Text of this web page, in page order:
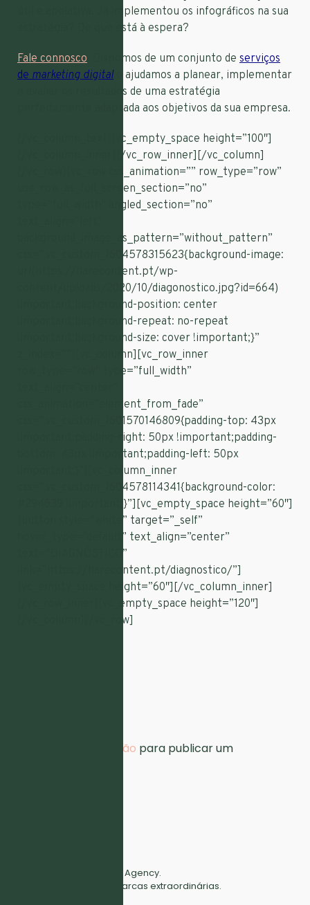
útil e apelativa. Já implementou os infográficos na sua
estratégia? Do que está à espera?
Fale connosco . Dispomos de um conjunto de serviços
de marketing digital e ajudamos a planear, implementar
e avaliar os resultados de uma estratégia
perfeitamente adaptada aos objetivos da sua empresa.
[/vc_column_text][vc_empty_space height=”100″]
[/vc_column_inner][/vc_row_inner][/vc_column]
[/vc_row][vc_row css_animation=”” row_type=”row”
use_row_as_full_screen_section=”no”
type=”full_width” angled_section=”no”
background_image_as_pattern=”without_pattern”
css=”.vc_custom_1604578315623{background-image:
url(https://flarecontent.pt/wp-
content/uploads/2020/10/diagonostico.jpg?id=664)
!important;background-position: center
!important;background-repeat: no-repeat
!important;background-size: cover !important;}”
z_index=””][vc_column][vc_row_inner
row_type=”row” type=”full_width”
css_animation=”element_from_fade”
css=”.vc_custom_1601570146809{padding-top: 43px
!important;padding-right: 50px !important;padding-
bottom: 43px !important;padding-left: 50px
!important;}”][vc_column_inner
css=”.vc_custom_1604578114341{background-color:
#294639 !important;}”][vc_empty_space height=”60″]
[button style=”white” target=”_self”
hover_type=”default” text_align=”center”
text=”DIAGNÓSTICO”
link=”https://flarecontent.pt/diagnostico/”]
[vc_empty_space height=”60″][/vc_column_inner]
[/vc_row_inner][vc_empty_space height=”120″]
[/vc_column][/vc_row]
iniciar a sessão para publicar um
Full Digital Marketing Agency.
Fazemos crescer marcas extraordinárias.